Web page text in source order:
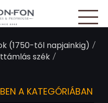
(1750-től napjainkig) /
szék/
A KATEGÓRIÁBAN